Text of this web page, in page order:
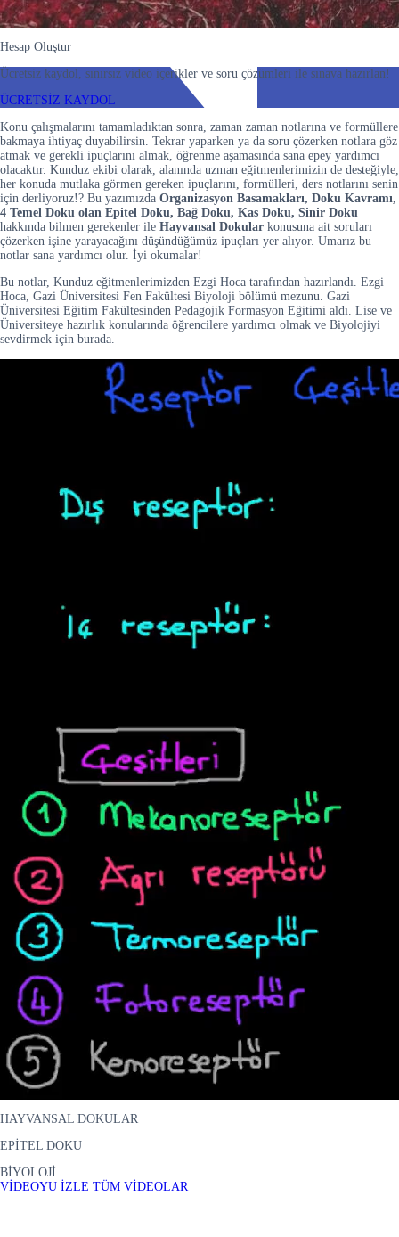
Hesap Oluştur
Ücretsiz kaydol, sınırsız video içerikler ve soru çözümleri ile sınava hazırlan!
ÜCRETSİZ KAYDOL
Konu çalışmalarını tamamladıktan sonra, zaman zaman notlarına ve formüllere
bakmaya ihtiyaç duyabilirsin. Tekrar yaparken ya da soru çözerken notlara göz
atmak ve gerekli ipuçlarını almak, öğrenme aşamasında sana epey yardımcı
olacaktır. Kunduz ekibi olarak, alanında uzman eğitmenlerimizin de desteğiyle,
her konuda mutlaka görmen gereken ipuçlarını, formülleri, ders notlarını senin
için derliyoruz!? Bu yazımızda Organizasyon Basamakları, Doku Kavramı,
4 Temel Doku olan Epitel Doku, Bağ Doku, Kas Doku, Sinir Doku
hakkında bilmen gerekenler ile Hayvansal Dokular konusuna ait soruları
çözerken işine yarayacağını düşündüğümüz ipuçları yer alıyor. Umarız bu
notlar sana yardımcı olur. İyi okumalar!
Bu notlar, Kunduz eğitmenlerimizden Ezgi Hoca tarafından hazırlandı. Ezgi
Hoca, Gazi Üniversitesi Fen Fakültesi Biyoloji bölümü mezunu. Gazi
Üniversitesi Eğitim Fakültesinden Pedagojik Formasyon Eğitimi aldı. Lise ve
Üniversiteye hazırlık konularında öğrencilere yardımcı olmak ve Biyolojiyi
sevdirmek için burada.
HAYVANSAL DOKULAR
EPİTEL DOKU
BİYOLOJİ
VİDEOYU İZLE TÜM VİDEOLAR